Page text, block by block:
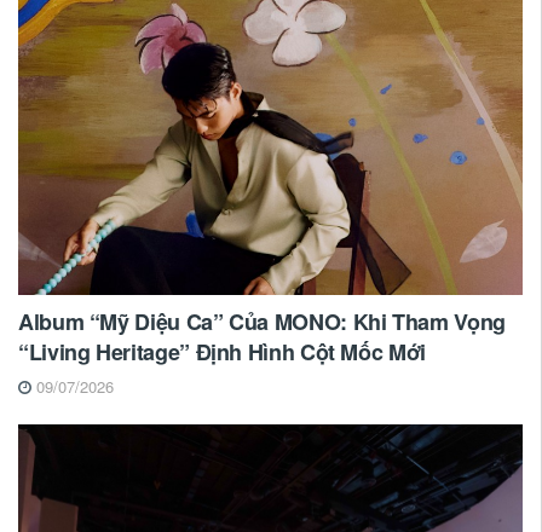
Album “Mỹ Diệu Ca” Của MONO: Khi Tham Vọng
“Living Heritage” Định Hình Cột Mốc Mới
09/07/2026